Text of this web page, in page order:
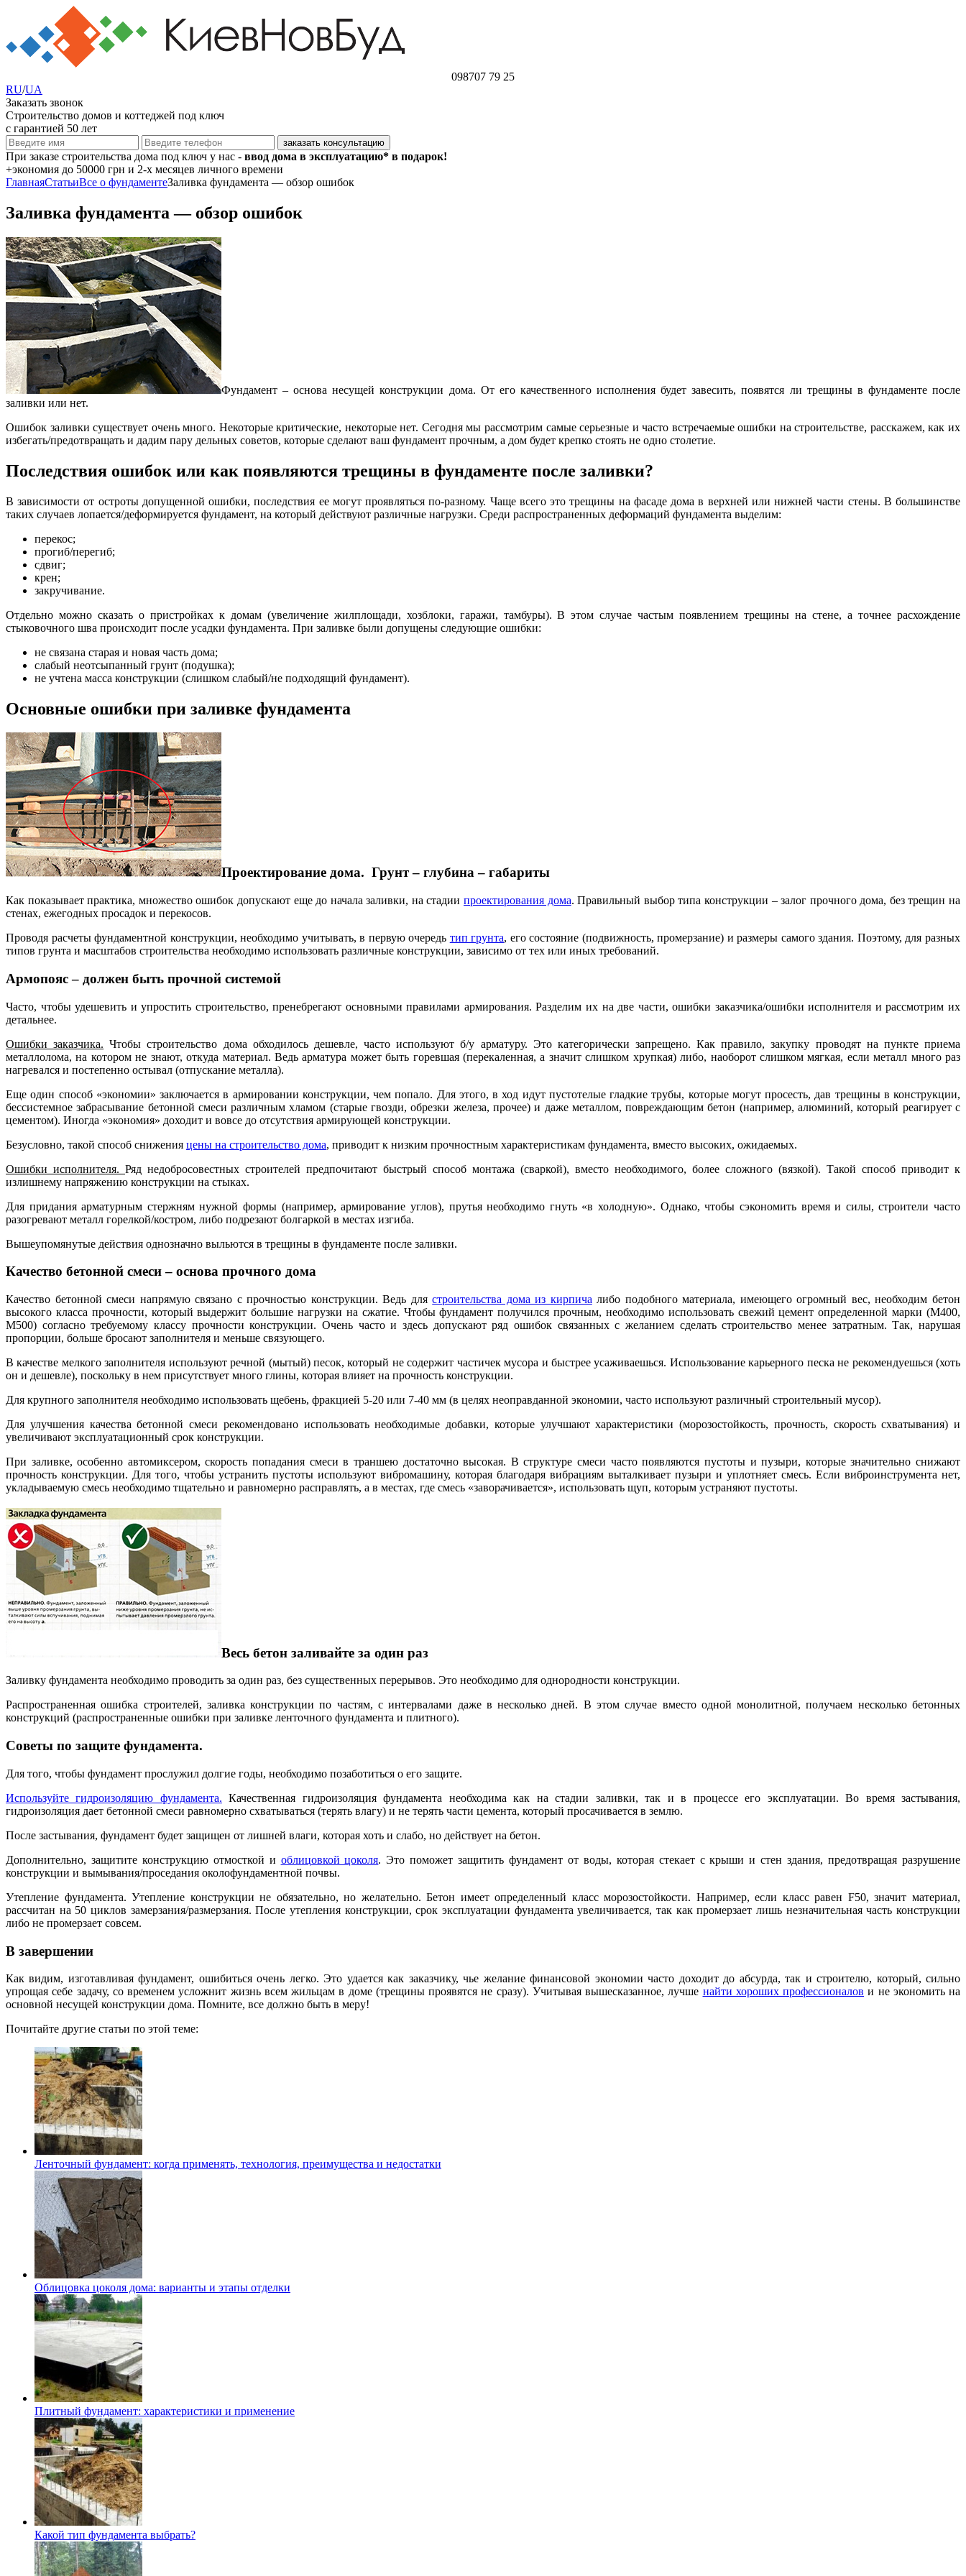
098707 79 25
RU/UA
Заказать звонок
Строительство домов и коттеджей под ключ
с гарантией 50 лет
При заказе строительства дома под ключ у нас - ввод дома в эксплуатацию* в подарок!
+экономия до 50000 грн и 2-х месяцев личного времени
ГлавнаяСтатьиВсе о фундаментеЗаливка фундамента — обзор ошибок
Заливка фундамента — обзор ошибок
Фундамент – основа несущей конструкции дома. От его качественного исполнения будет завесить, появятся ли трещины в фундаменте после
заливки или нет.
Ошибок заливки существует очень много. Некоторые критические, некоторые нет. Сегодня мы рассмотрим самые серьезные и часто встречаемые ошибки на строительстве, расскажем, как их
избегать/предотвращать и дадим пару дельных советов, которые сделают ваш фундамент прочным, а дом будет крепко стоять не одно столетие.
Последствия ошибок или как появляются трещины в фундаменте после заливки?
В зависимости от остроты допущенной ошибки, последствия ее могут проявляться по-разному. Чаще всего это трещины на фасаде дома в верхней или нижней части стены. В большинстве
таких случаев лопается/деформируется фундамент, на который действуют различные нагрузки. Среди распространенных деформаций фундамента выделим:
перекос;
прогиб/перегиб;
сдвиг;
крен;
закручивание.
Отдельно можно сказать о пристройках к домам (увеличение жилплощади, хозблоки, гаражи, тамбуры). В этом случае частым появлением трещины на стене, а точнее расхождение
стыковочного шва происходит после усадки фундамента. При заливке были допущены следующие ошибки:
не связана старая и новая часть дома;
слабый неотсыпанный грунт (подушка);
не учтена масса конструкции (слишком слабый/не подходящий фундамент).
Основные ошибки при заливке фундамента
Проектирование дома. Грунт – глубина – габариты
Как показывает практика, множество ошибок допускают еще до начала заливки, на стадии проектирования дома. Правильный выбор типа конструкции – залог прочного дома, без трещин на
стенах, ежегодных просадок и перекосов.
Проводя расчеты фундаментной конструкции, необходимо учитывать, в первую очередь тип грунта, его состояние (подвижность, промерзание) и размеры самого здания. Поэтому, для разных
типов грунта и масштабов строительства необходимо использовать различные конструкции, зависимо от тех или иных требований.
Армопояс – должен быть прочной системой
Часто, чтобы удешевить и упростить строительство, пренебрегают основными правилами армирования. Разделим их на две части, ошибки заказчика/ошибки исполнителя и рассмотрим их
детальнее.
Ошибки заказчика. Чтобы строительство дома обходилось дешевле, часто используют б/у арматуру. Это категорически запрещено. Как правило, закупку проводят на пункте приема
металлолома, на котором не знают, откуда материал. Ведь арматура может быть горевшая (перекаленная, а значит слишком хрупкая) либо, наоборот слишком мягкая, если металл много раз
нагревался и постепенно остывал (отпускание металла).
Еще один способ «экономии» заключается в армировании конструкции, чем попало. Для этого, в ход идут пустотелые гладкие трубы, которые могут просесть, дав трещины в конструкции,
бессистемное забрасывание бетонной смеси различным хламом (старые гвозди, обрезки железа, прочее) и даже металлом, повреждающим бетон (например, алюминий, который реагирует с
цементом). Иногда «экономия» доходит и вовсе до отсутствия армирующей конструкции.
Безусловно, такой способ снижения цены на строительство дома, приводит к низким прочностным характеристикам фундамента, вместо высоких, ожидаемых.
Ошибки исполнителя. Ряд недобросовестных строителей предпочитают быстрый способ монтажа (сваркой), вместо необходимого, более сложного (вязкой). Такой способ приводит к
излишнему напряжению конструкции на стыках.
Для придания арматурным стержням нужной формы (например, армирование углов), прутья необходимо гнуть «в холодную». Однако, чтобы сэкономить время и силы, строители часто
разогревают металл горелкой/костром, либо подрезают болгаркой в местах изгиба.
Вышеупомянутые действия однозначно выльются в трещины в фундаменте после заливки.
Качество бетонной смеси – основа прочного дома
Качество бетонной смеси напрямую связано с прочностью конструкции. Ведь длястроительства дома из кирпича либо подобного материала, имеющего огромный вес, необходим бетон
высокого класса прочности, который выдержит большие нагрузки на сжатие. Чтобы фундамент получился прочным, необходимо использовать свежий цемент определенной марки (М400,
М500) согласно требуемому классу прочности конструкции. Очень часто и здесь допускают ряд ошибок связанных с желанием сделать строительство менее затратным. Так, нарушая
пропорции, больше бросают заполнителя и меньше связующего.
В качестве мелкого заполнителя используют речной (мытый) песок, который не содержит частичек мусора и быстрее усаживаешься. Использование карьерного песка не рекомендуешься (хоть
он и дешевле), поскольку в нем присутствует много глины, которая влияет на прочность конструкции.
Для крупного заполнителя необходимо использовать щебень, фракцией 5-20 или 7-40 мм (в целях неоправданной экономии, часто используют различный строительный мусор).
Для улучшения качества бетонной смеси рекомендовано использовать необходимые добавки, которые улучшают характеристики (морозостойкость, прочность, скорость схватывания) и
увеличивают эксплуатационный срок конструкции.
При заливке, особенно автомиксером, скорость попадания смеси в траншею достаточно высокая. В структуре смеси часто появляются пустоты и пузыри, которые значительно снижают
прочность конструкции. Для того, чтобы устранить пустоты используют вибромашину, которая благодаря вибрациям выталкивает пузыри и уплотняет смесь. Если виброинструмента нет,
укладываемую смесь необходимо тщательно и равномерно расправлять, а в местах, где смесь «заворачивается», использовать щуп, которым устраняют пустоты.
Весь бетон заливайте за один раз
Заливку фундамента необходимо проводить за один раз, без существенных перерывов. Это необходимо для однородности конструкции.
Распространенная ошибка строителей, заливка конструкции по частям, с интервалами даже в несколько дней. В этом случае вместо одной монолитной, получаем несколько бетонных
конструкций (распространенные ошибки при заливке ленточного фундамента и плитного).
Советы по защите фундамента.
Для того, чтобы фундамент прослужил долгие годы, необходимо позаботиться о его защите.
Используйте гидроизоляцию фундамента. Качественная гидроизоляция фундамента необходима как на стадии заливки, так и в процессе его эксплуатации. Во время застывания,
гидроизоляция дает бетонной смеси равномерно схватываться (терять влагу) и не терять части цемента, который просачивается в землю.
После застывания, фундамент будет защищен от лишней влаги, которая хоть и слабо, но действует на бетон.
Дополнительно, защитите конструкцию отмосткой и облицовкой цоколя. Это поможет защитить фундамент от воды, которая стекает с крыши и стен здания, предотвращая разрушение
конструкции и вымывания/проседания околофундаментной почвы.
Утепление фундамента. Утепление конструкции не обязательно, но желательно. Бетон имеет определенный класс морозостойкости. Например, если класс равен F50, значит материал,
рассчитан на 50 циклов замерзания/размерзания. После утепления конструкции, срок эксплуатации фундамента увеличивается, так как промерзает лишь незначительная часть конструкции
либо не промерзает совсем.
В завершении
Как видим, изготавливая фундамент, ошибиться очень легко. Это удается как заказчику, чье желание финансовой экономии часто доходит до абсурда, так и строителю, который, сильно
упрощая себе задачу, со временем усложнит жизнь всем жильцам в доме (трещины проявятся не сразу). Учитывая вышесказанное, лучше найти хороших профессионалов и не экономить на
основной несущей конструкции дома. Помните, все должно быть в меру!
Почитайте другие статьи по этой теме:
Ленточный фундамент: когда применять, технология, преимущества и недостатки
Облицовка цоколя дома: варианты и этапы отделки
Плитный фундамент: характеристики и применение
Какой тип фундамента выбрать?